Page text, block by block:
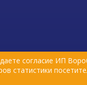
согласие ИП
статистики